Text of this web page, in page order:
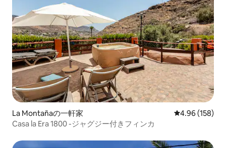
La Montañaの一軒家 レビュー158
4.96 (158)
Casa la Era 1800 -ジャグジー付きフィンカ